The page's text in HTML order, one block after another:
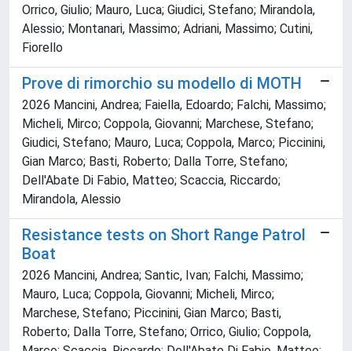
Orrico, Giulio; Mauro, Luca; Giudici, Stefano; Mirandola,
Alessio; Montanari, Massimo; Adriani, Massimo; Cutini,
Fiorello
Prove di rimorchio su modello di MOTH
2026 Mancini, Andrea; Faiella, Edoardo; Falchi, Massimo;
Micheli, Mirco; Coppola, Giovanni; Marchese, Stefano;
Giudici, Stefano; Mauro, Luca; Coppola, Marco; Piccinini,
Gian Marco; Basti, Roberto; Dalla Torre, Stefano;
Dell'Abate Di Fabio, Matteo; Scaccia, Riccardo;
Mirandola, Alessio
Resistance tests on Short Range Patrol
Boat
2026 Mancini, Andrea; Santic, Ivan; Falchi, Massimo;
Mauro, Luca; Coppola, Giovanni; Micheli, Mirco;
Marchese, Stefano; Piccinini, Gian Marco; Basti,
Roberto; Dalla Torre, Stefano; Orrico, Giulio; Coppola,